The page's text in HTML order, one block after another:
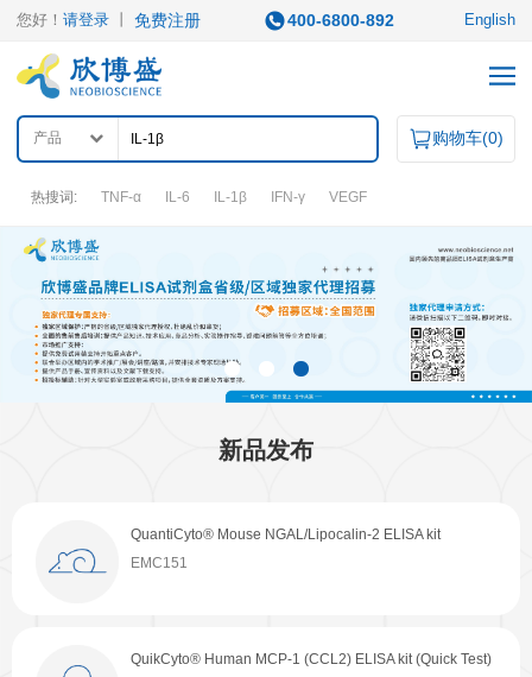
您好！请登录 丨免费注册 400-6800-892 English
产品 购物车(0)
热搜词: TNF-α IL-6 IL-1β IFN-γ VEGF
产品中心
产品类型
ELISA试剂盒
凋亡试剂盒 二抗
癌症生物学 表观遗传学
新品发布
QuantiCyto® Mouse NGAL/Lipocalin-2 ELISA kit
EMC151
QuikCyto® Human MCP-1 (CCL2) ELISA kit (Quick Test)